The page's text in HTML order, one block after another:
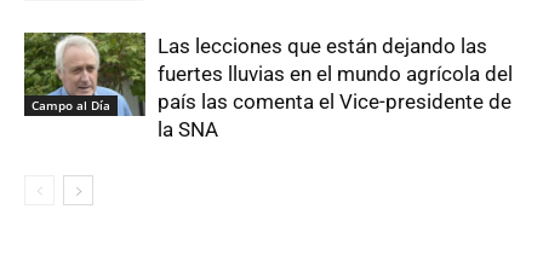
Campo al Día
Las lecciones que están dejando las
fuertes lluvias en el mundo agrícola del
país las comenta el Vice-presidente de
la SNA